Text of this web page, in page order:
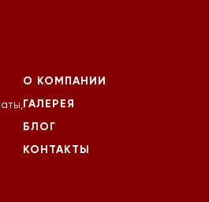
О КОМПАНИИ
ГАЛЕРЕЯ
БЛОГ
КОНТАКТЫ